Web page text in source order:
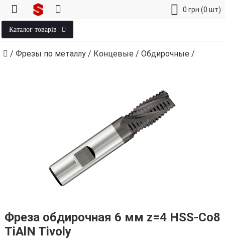
0 грн (0 шт)
Каталог товарів
/ Фрезы по металлу / Концевые / Обдирочные /
Фреза обдирочная 6 мм z=4 HSS-Co8
TiAlN Tivoly